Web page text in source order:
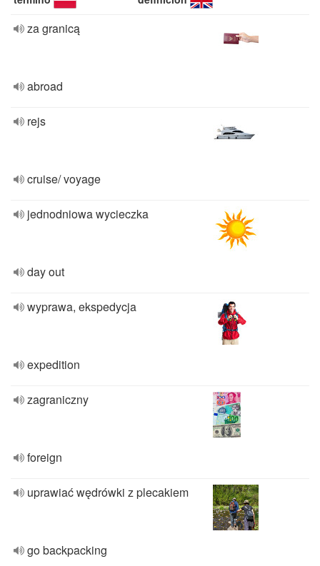
za granicą
abroad
rejs
cruise/ voyage
jednodniowa wycieczka
day out
wyprawa, ekspedycja
expedition
zagraniczny
foreign
uprawiać wędrówki z plecakiem
go backpacking